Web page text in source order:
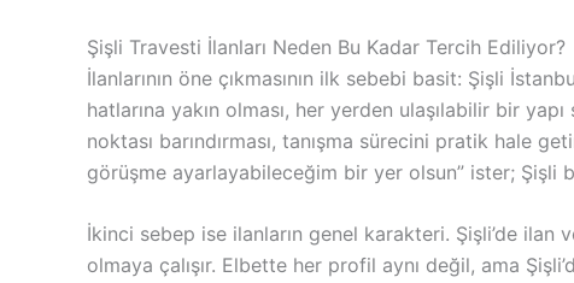
Şişli Travesti İlanları Neden Bu Kadar Tercih Ediliyor?
İlanlarının öne çıkmasının ilk sebebi basit: Şişli
hatlarına yakın olması, her yerden ulaşılabilir bir
noktası barındırması, tanışma sürecini pratik hale
görüşme ayarlayabileceğim bir yer olsun” ister; Şişli
İkinci sebep ise ilanların genel karakteri. Şişli’de
olmaya çalışır. Elbette her profil aynı değil, ama